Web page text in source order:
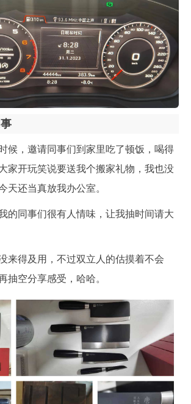
候，邀请同事们到家里吃了顿饭，喝得
家开玩笑说要送我个搬家礼物，我也没
天还当真放我办公室。
的同事们很有人情味，让我抽时间请大
来得及用，不过双立人的估摸着不会
抽空分享感受，哈哈。